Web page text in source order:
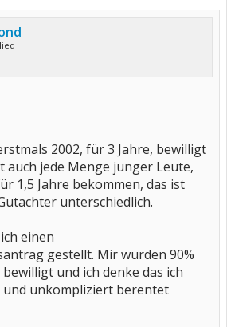
2002, für 3 Jahre, bewilligt
auch jede Menge junger Leute,
1,5 Jahre bekommen, das ist
unterschiedlich.
einen
gestellt. Mir wurden 90%
bewilligt und ich denke das ich
und unkompliziert berentet